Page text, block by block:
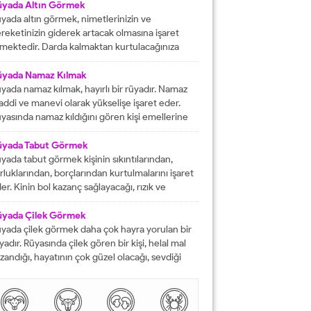
etmiş ise ihtiyacı olanlara yardım etmesi
Altın Görmek
altın görmek, nimetlerinizin ve
giderek artacak olmasına işaret
Darda kalmaktan kurtulacağınıza
eder ve engelleri yok edeceğinizi
İyi bir hayata sahip olmanızın
tüm pürüzlerin yok olacağını işaret
Emeklerinizin heba olmayacağını
rüyalardan birisi şeklinde
Rüyada altın bileklik görmek,
giderek artacak olmasına delalet
Namaz Kılmak
namaz kılmak, hayırlı bir rüyadır. Namaz
ve manevi olarak yükselişe işaret eder.
namaz kıldığını gören kişi emellerine
zamanda ulaşır. Namaz, rüya da olsa kişinin
güçleneceğini ve Allah tarafından
bir kişi olduğunu gösterir. Rüyalarımızda
çoğunlukla gerçek hayatla birebir
Rüyalarımızda...
Tabut Görmek
tabut görmek kişinin sıkıntılarından,
borçlarından kurtulmalarını işaret
Kinin bol kazanç sağlayacağı, rızık ve
anlamına gelir. Rüya sırasında tabut
aynı zaman da kişinin bahtının ve
kapanmış olduğunu ifade eder. Rüyada
görmek aynı zamanda kişinin yol hazırlığına
anlamına gelir....
Çilek Görmek
çilek görmek daha çok hayra yorulan bir
Rüyasında çilek gören bir kişi, helal mal
hayatının çok güzel olacağı, sevdiği
çoğunlukla aşkı ve tutkuyu da delalet eder.